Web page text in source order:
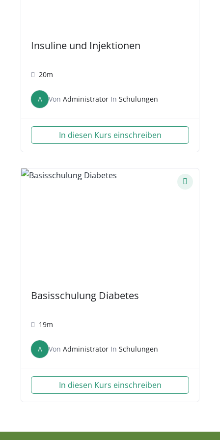
Insuline und Injektionen
20m
A Von Administrator In Schulungen
In diesen Kurs einschreiben
Basisschulung Diabetes
19m
A Von Administrator In Schulungen
In diesen Kurs einschreiben